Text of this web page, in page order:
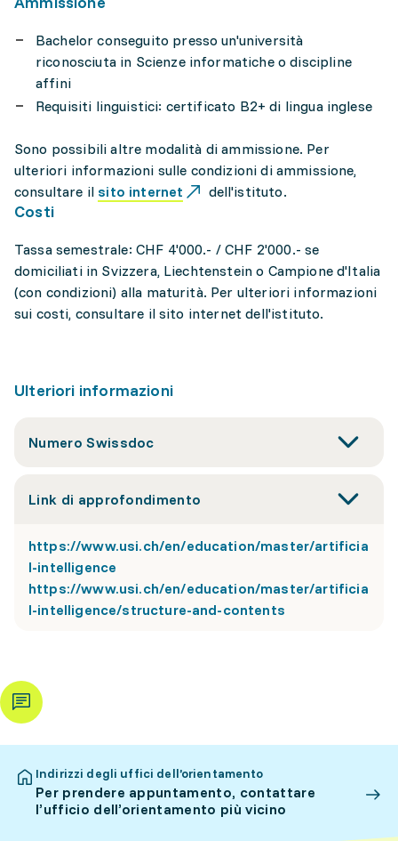
Bachelor conseguito presso un'università
riconosciuta in Scienze informatiche o discipline
affini
Requisiti linguistici: certificato B2+ di lingua inglese
Sono possibili altre modalità di ammissione. Per
ulteriori informazioni sulle condizioni di ammissione,
consultare il sito internet dell'istituto.
Costi
Tassa semestrale: CHF 4'000.- / CHF 2'000.- se
domiciliati in Svizzera, Liechtenstein o Campione d'Italia
(con condizioni) alla maturità. Per ulteriori informazioni
sui costi, consultare il sito internet dell'istituto.
Ulteriori informazioni
Numero Swissdoc
Link di approfondimento
https://www.usi.ch/en/education/master/artificia
l-intelligence
https://www.usi.ch/en/education/master/artificia
l-intelligence/structure-and-contents
Indirizzi degli uffici dell’orientamento
Per prendere appuntamento, contattare
l’ufficio dell’orientamento più vicino